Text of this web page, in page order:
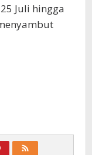
Juli hingga